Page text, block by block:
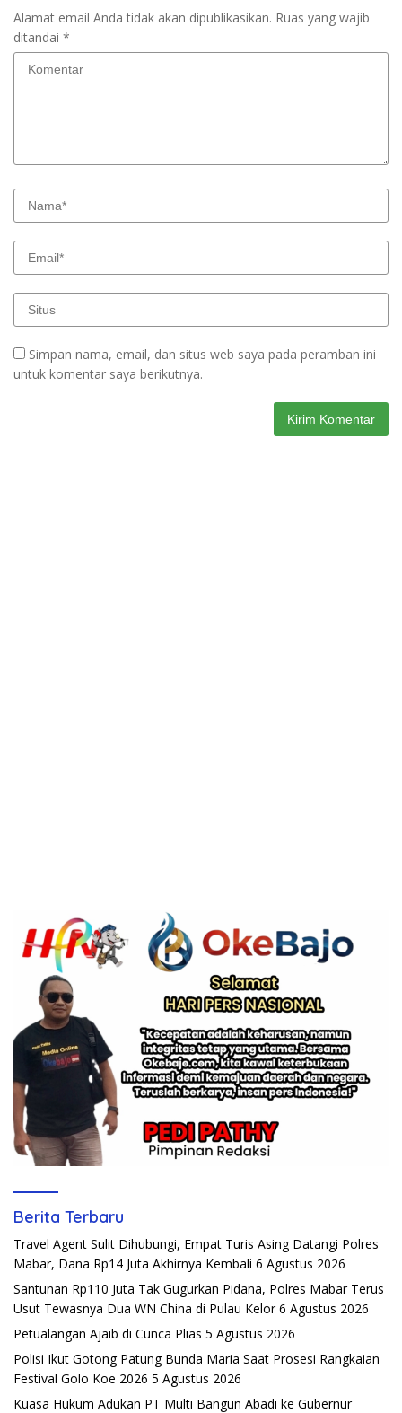
Alamat email Anda tidak akan dipublikasikan. Ruas yang wajib
ditandai *
Simpan nama, email, dan situs web saya pada peramban ini
untuk komentar saya berikutnya.
Berita Terbaru
Travel Agent Sulit Dihubungi, Empat Turis Asing Datangi Polres
Mabar, Dana Rp14 Juta Akhirnya Kembali 6 Agustus 2026
Santunan Rp110 Juta Tak Gugurkan Pidana, Polres Mabar Terus
Usut Tewasnya Dua WN China di Pulau Kelor 6 Agustus 2026
Petualangan Ajaib di Cunca Plias 5 Agustus 2026
Polisi Ikut Gotong Patung Bunda Maria Saat Prosesi Rangkaian
Festival Golo Koe 2026 5 Agustus 2026
Kuasa Hukum Adukan PT Multi Bangun Abadi ke Gubernur